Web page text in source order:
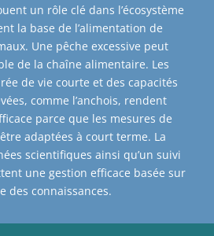
un rôle clé dans l’écosystème
la base de l’alimentation de
Une pêche excessive peut
de la chaîne alimentaire. Les
de vie courte et des capacités
comme l’anchois, rendent
parce que les mesures de
adaptées à court terme. La
scientifiques ainsi qu’un suivi
une gestion efficace basée sur
des connaissances.